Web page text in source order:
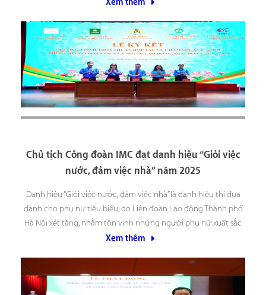
Xem thêm
Chủ tịch Công đoàn IMC đạt danh hiệu “Giỏi việc
nước, đảm việc nhà” năm 2025
Danh hiệu “Giỏi việc nước, đảm việc nhà” là danh hiệu thi đua
dành cho phụ nữ tiêu biểu, do Liên đoàn Lao động Thành phố
Hà Nội xét tặng, nhằm tôn vinh những người phụ nữ xuất sắc
trong cả công việc xã hội và vai trò gia đình
Xem thêm